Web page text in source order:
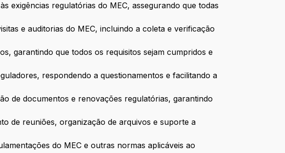
exigências regulatórias do MEC, assegurando que todas
e auditorias do MEC, incluindo a coleta e verificação
garantindo que todos os requisitos sejam cumpridos e
respondendo a questionamentos e facilitando a
de documentos e renovações regulatórias, garantindo
de reuniões, organização de arquivos e suporte a
do MEC e outras normas aplicáveis ao